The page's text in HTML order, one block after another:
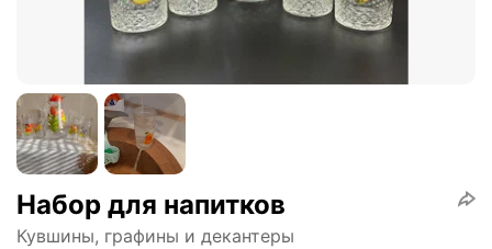
Набор для напитков
Кувшины, графины и декантеры